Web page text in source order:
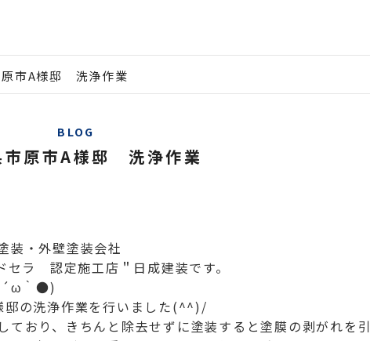
原市A様邸 洗浄作業
BLOG
市原市A様邸 洗浄作業
装・外壁塗装会社
ラ 認定施工店＂日成建装です。
｀●)
邸の洗浄作業を行いました(^^)/
ており、きちんと除去せずに塗装すると塗膜の剥がれを引